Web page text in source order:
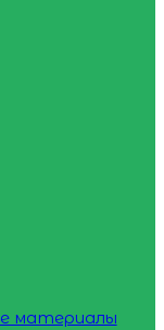
материалы